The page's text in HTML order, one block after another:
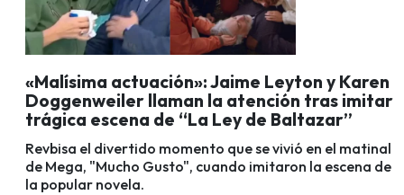
«Malísima actuación»: Jaime Leyton y Karen
Doggenweiler llaman la atención tras imitar
trágica escena de “La Ley de Baltazar”
Revbisa el divertido momento que se vivió en el matinal
de Mega, "Mucho Gusto", cuando imitaron la escena de
la popular novela.